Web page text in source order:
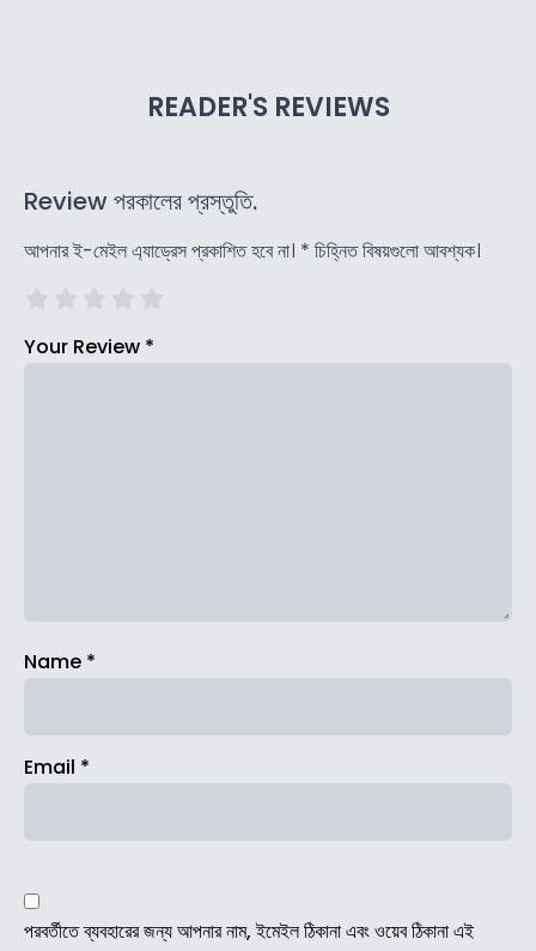
READER'S REVIEWS
Review পরকালের প্রস্তুতি.
আপনার ই-মেইল এ্যাড্রেস প্রকাশিত হবে না। * চিহ্নিত বিষয়গুলো আবশ্যক।
Your Review *
Name *
Email *
পরবর্তীতে ব্যবহারের জন্য আপনার নাম, ইমেইল ঠিকানা এবং ওয়েব ঠিকানা এই